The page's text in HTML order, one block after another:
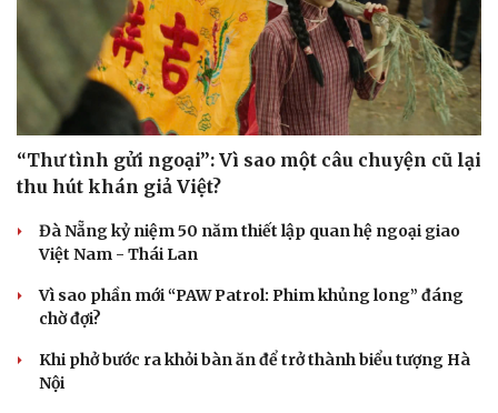
“Thư tình gửi ngoại”: Vì sao một câu chuyện cũ lại
thu hút khán giả Việt?
Đà Nẵng kỷ niệm 50 năm thiết lập quan hệ ngoại giao
Việt Nam - Thái Lan
Vì sao phần mới “PAW Patrol: Phim khủng long” đáng
chờ đợi?
Khi phở bước ra khỏi bàn ăn để trở thành biểu tượng Hà
Nội